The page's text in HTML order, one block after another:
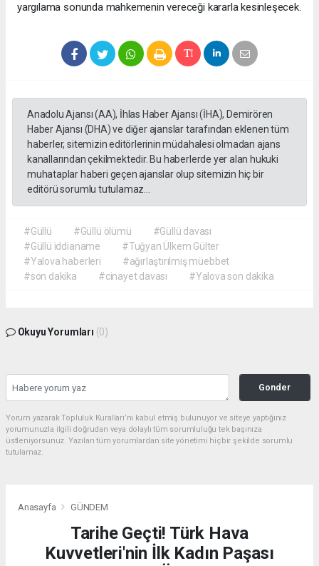
yargılama sonunda mahkemenin vereceği kararla kesinleşecek.
Anadolu Ajansı (AA), İhlas Haber Ajansı (İHA), Demirören
Haber Ajansı (DHA) ve diğer ajanslar tarafından eklenen tüm
haberler, sitemizin editörlerinin müdahalesi olmadan ajans
kanallarından çekilmektedir. Bu haberlerde yer alan hukuki
muhataplar haberi geçen ajanslar olup sitemizin hiç bir
editörü sorumlu tutulamaz...
#Güllü #Güllü ölümü
#Güllü davası
#Güllü iddianame
#Tuğyan Ülkem Gülter
#Yalova haberleri
#ağırlaştırılmış müebbet
#son dakika
#cinayet davası #Yalova son dakika
Okuyu Yorumları (0)
Gonder
Yorum yazarak Topluluk Kuralları’nı kabul etmiş bulunuyor ve siteye yaptığınız
yorumunuzla ilgili doğrudan veya dolaylı tüm sorumluluğu tek başınıza
üstleniyorsunuz. Yazılan tüm yorumlardan site yönetimi hiçbir şekilde sorumlu
tutulamaz.
Anasayfa GÜNDEM
Tarihe Geçti! Türk Hava
Kuvvetleri'nin İlk Kadın Paşası